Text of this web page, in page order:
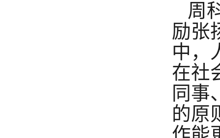
周
励张
中 ，
在社
同事
的原